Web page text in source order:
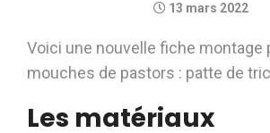
13 mars 2022
Voici une nouvelle fiche montage
mouches de pastors : patte de
Les matériaux